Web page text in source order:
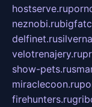
hostserve.ru
neznobi.ru
delfinet.ru
velotrenajery.ru
show-pets.ru
miraclecoon.ru
firehunters.ru